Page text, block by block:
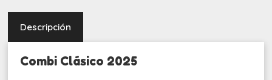
Descripción
Combi Clásico 2025